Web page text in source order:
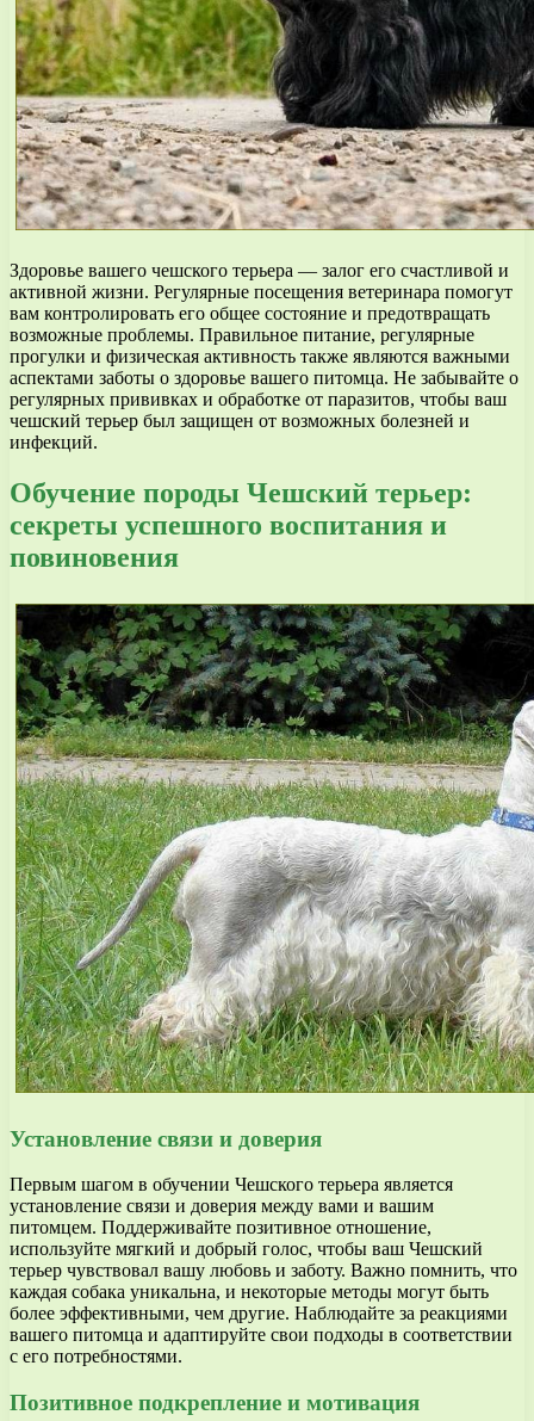
Здоровье вашего чешского терьера — залог его счастливой и
активной жизни. Регулярные посещения ветеринара помогут
вам контролировать его общее состояние и предотвращать
возможные проблемы. Правильное питание, регулярные
прогулки и физическая активность также являются важными
аспектами заботы о здоровье вашего питомца. Не забывайте о
регулярных прививках и обработке от паразитов, чтобы ваш
чешский терьер был защищен от возможных болезней и
инфекций.
Обучение породы Чешский терьер:
секреты успешного воспитания и
повиновения
Установление связи и доверия
Первым шагом в обучении Чешского терьера является
установление связи и доверия между вами и вашим
питомцем. Поддерживайте позитивное отношение,
используйте мягкий и добрый голос, чтобы ваш Чешский
терьер чувствовал вашу любовь и заботу. Важно помнить, что
каждая собака уникальна, и некоторые методы могут быть
более эффективными, чем другие. Наблюдайте за реакциями
вашего питомца и адаптируйте свои подходы в соответствии
с его потребностями.
Позитивное подкрепление и мотивация